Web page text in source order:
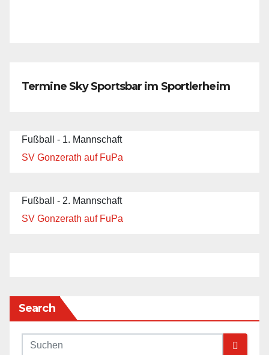
Termine Sky Sportsbar im Sportlerheim
Fußball - 1. Mannschaft
SV Gonzerath auf FuPa
Fußball - 2. Mannschaft
SV Gonzerath auf FuPa
Search